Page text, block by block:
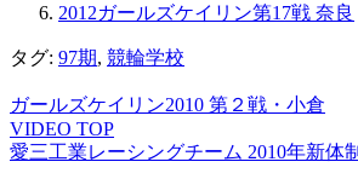
2012ガールズケイリン第17戦 奈良
タグ: 97期, 競輪学校
ガールズケイリン2010 第２戦・小倉
VIDEO TOP
愛三工業レーシングチーム 2010年新体